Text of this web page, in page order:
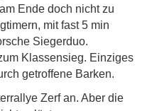
Ende doch nicht zu
mit fast 5 min
Siegerduo.
Klassensieg. Einziges
getroffene Barken.
Zerf an. Aber die